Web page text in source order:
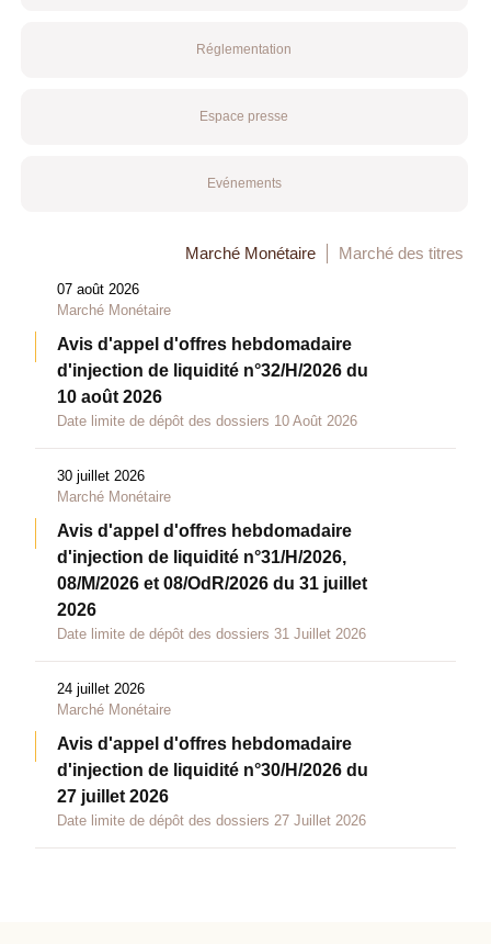
Réglementation
Espace presse
Evénements
Marché Monétaire Marché des titres
07 août 2026
Marché Monétaire
Avis d'appel d'offres hebdomadaire
d'injection de liquidité n°32/H/2026 du
10 août 2026
Date limite de dépôt des dossiers 10 Août 2026
30 juillet 2026
Marché Monétaire
Avis d'appel d'offres hebdomadaire
d'injection de liquidité n°31/H/2026,
08/M/2026 et 08/OdR/2026 du 31 juillet
2026
Date limite de dépôt des dossiers 31 Juillet 2026
24 juillet 2026
Marché Monétaire
Avis d'appel d'offres hebdomadaire
d'injection de liquidité n°30/H/2026 du
27 juillet 2026
Date limite de dépôt des dossiers 27 Juillet 2026